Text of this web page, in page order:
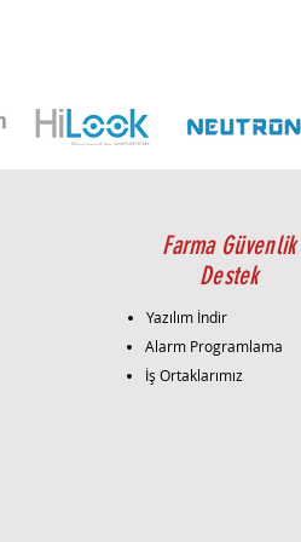
Sayı
sı
nlat
Açık)
Shut
1/3 s–1/100000 s
Farma Güvenlik
Destek
Yazılım İndir
Alarm Programlama
İş Ortaklarımız